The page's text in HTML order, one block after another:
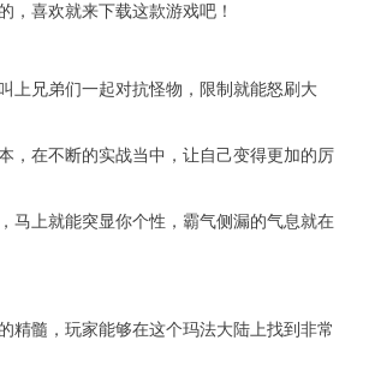
，喜欢就来下载这款游戏吧！
上兄弟们一起对抗怪物，限制就能怒刷大
，在不断的实战当中，让自己变得更加的厉
马上就能突显你个性，霸气侧漏的气息就在
精髓，玩家能够在这个玛法大陆上找到非常